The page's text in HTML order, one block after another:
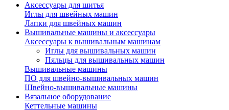
Аксессуары для шитья
Иглы для швейных машин
Лапки для швейных машин
Вышивальные машины и аксессуары
Аксессуары к вышивальным машинам
Иглы для вышивальных машин
Пяльцы для вышивальных машин
Вышивальные машины
ПО для швейно-вышивальных машин
Швейно-вышивальные машины
Вязальное оборудование
Кеттельные машины